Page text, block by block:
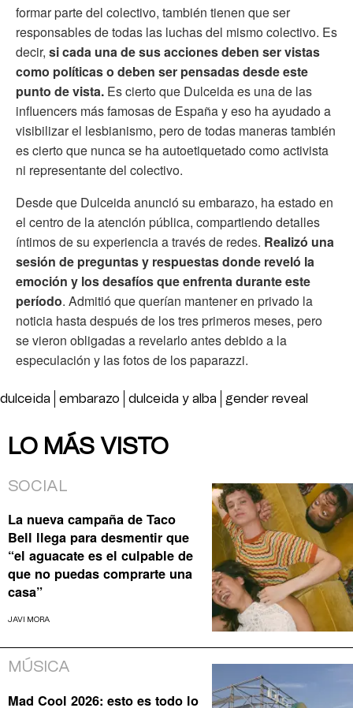
formar parte del colectivo, también tienen que ser
responsables de todas las luchas del mismo colectivo. Es
decir, si cada una de sus acciones deben ser vistas
como políticas o deben ser pensadas desde este
punto de vista. Es cierto que Dulceida es una de las
influencers más famosas de España y eso ha ayudado a
visibilizar el lesbianismo, pero de todas maneras también
es cierto que nunca se ha autoetiquetado como activista
ni representante del colectivo.
Desde que Dulceida anunció su embarazo, ha estado en
el centro de la atención pública, compartiendo detalles
íntimos de su experiencia a través de redes. Realizó una
sesión de preguntas y respuestas donde reveló la
emoción y los desafíos que enfrenta durante este
período. Admitió que querían mantener en privado la
noticia hasta después de los tres primeros meses, pero
se vieron obligadas a revelarlo antes debido a la
especulación y las fotos de los paparazzi.
dulceida embarazo dulceida y alba gender reveal
LO MÁS VISTO
SOCIAL
La nueva campaña de Taco
Bell llega para desmentir que
“el aguacate es el culpable de
que no puedas comprarte una
casa”
JAVI MORA
MÚSICA
Mad Cool 2026: esto es todo lo